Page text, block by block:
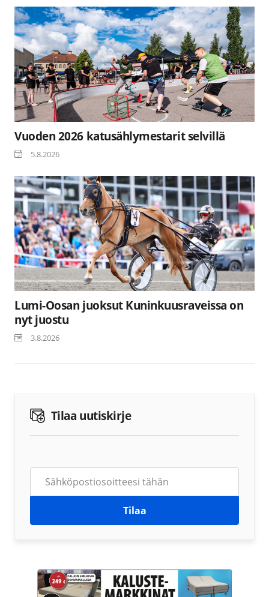
Vuoden 2026 katusählymestarit selvillä
5.8.2026
Lumi-Oosan juoksut Kuninkuusraveissa on
nyt juostu
3.8.2026
Tilaa uutiskirje
Tilaa